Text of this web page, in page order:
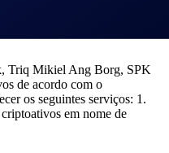
Triq Mikiel Ang Borg, SPK
de acordo com o
os seguintes serviços: 1.
em nome de